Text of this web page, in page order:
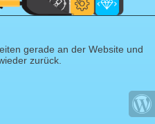
gerade an der Website und
zurück.